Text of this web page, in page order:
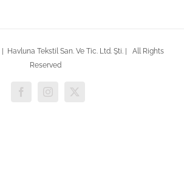
| Havluna Tekstil San. Ve Tic. Ltd. Şti. | All Rights
Reserved
FacebookInstagram
X